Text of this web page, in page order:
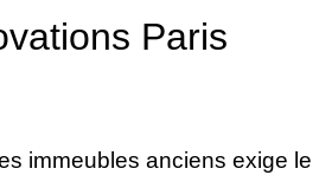
Paris
immeubles anciens exige le